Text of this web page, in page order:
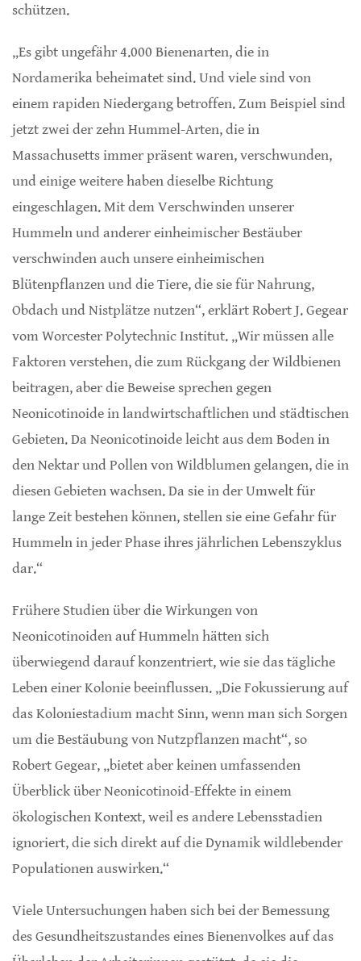
schützen.
„Es gibt ungefähr 4.000 Bienenarten, die in
Nordamerika beheimatet sind. Und viele sind von
einem rapiden Niedergang betroffen. Zum Beispiel sind
jetzt zwei der zehn Hummel-Arten, die in
Massachusetts immer präsent waren, verschwunden,
und einige weitere haben dieselbe Richtung
eingeschlagen. Mit dem Verschwinden unserer
Hummeln und anderer einheimischer Bestäuber
verschwinden auch unsere einheimischen
Blütenpflanzen und die Tiere, die sie für Nahrung,
Obdach und Nistplätze nutzen“, erklärt Robert J. Gegear
vom Worcester Polytechnic Institut. „Wir müssen alle
Faktoren verstehen, die zum Rückgang der Wildbienen
beitragen, aber die Beweise sprechen gegen
Neonicotinoide in landwirtschaftlichen und städtischen
Gebieten. Da Neonicotinoide leicht aus dem Boden in
den Nektar und Pollen von Wildblumen gelangen, die in
diesen Gebieten wachsen. Da sie in der Umwelt für
lange Zeit bestehen können, stellen sie eine Gefahr für
Hummeln in jeder Phase ihres jährlichen Lebenszyklus
dar.“
Frühere Studien über die Wirkungen von
Neonicotinoiden auf Hummeln hätten sich
überwiegend darauf konzentriert, wie sie das tägliche
Leben einer Kolonie beeinflussen. „Die Fokussierung auf
das Koloniestadium macht Sinn, wenn man sich Sorgen
um die Bestäubung von Nutzpflanzen macht“, so
Robert Gegear, „bietet aber keinen umfassenden
Überblick über Neonicotinoid-Effekte in einem
ökologischen Kontext, weil es andere Lebensstadien
ignoriert, die sich direkt auf die Dynamik wildlebender
Populationen auswirken.“
Viele Untersuchungen haben sich bei der Bemessung
des Gesundheitszustandes eines Bienenvolkes auf das